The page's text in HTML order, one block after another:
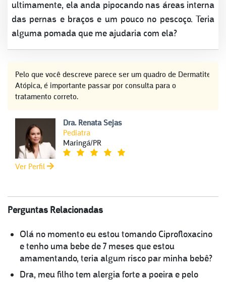
ultimamente, ela anda pipocando nas áreas interna
das pernas e braços e um pouco no pescoço. Teria
alguma pomada que me ajudaria com ela?
Pelo que você descreve parece ser um quadro de Dermatite
Atópica, é importante passar por consulta para o
tratamento correto.
Dra. Renata Sejas
Pediatra
Maringá/PR
Ver Perfil
Perguntas Relacionadas
Olá no momento eu estou tomando Ciprofloxacino
e tenho uma bebe de 7 meses que estou
amamentando, teria algum risco par minha bebê?
Dra, meu filho tem alergia forte a poeira e pelo